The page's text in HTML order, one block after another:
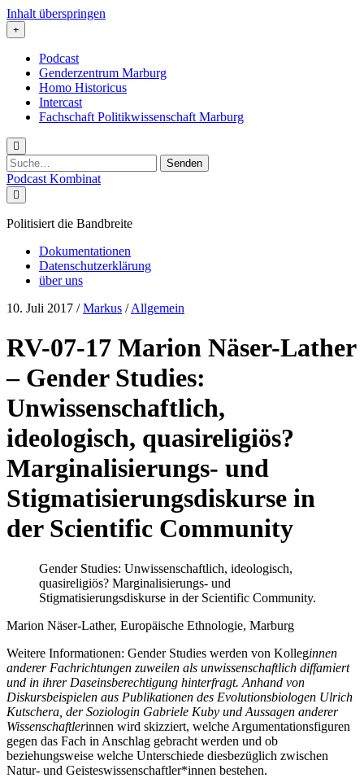
Inhalt überspringen
Podcast
Genderzentrum Marburg
Homo Historicus
Intercast
Fachschaft Politikwissenschaft Marburg
Suchen
nach:
Podcast Kombinat
Politisiert die Bandbreite
Dokumentationen
Datenschutzerklärung
über uns
10. Juli 2017 /Markus /Allgemein
RV-07-17 Marion Näser-Lather
– Gender Studies:
Unwissenschaftlich,
ideologisch, quasireligiös?
Marginalisierungs- und
Stigmatisierungsdiskurse in
der Scientific Community
Gender Studies: Unwissenschaftlich, ideologisch,
quasireligiös? Marginalisierungs- und
Stigmatisierungsdiskurse in der Scientific Community.
Marion Näser-Lather, Europäische Ethnologie, Marburg
Weitere Informationen: Gender Studies werden von Kolleginnen
anderer Fachrichtungen zuweilen als unwissenschaftlich diffamiert
und in ihrer Daseinsberechtigung hinterfragt. Anhand von
Diskursbeispielen aus Publikationen des Evolutionsbiologen Ulrich
Kutschera, der Soziologin Gabriele Kuby und Aussagen anderer
Wissenschaftlerinnen wird skizziert, welche Argumentationsfiguren
gegen das Fach in Anschlag gebracht werden und ob
beziehungsweise welche Unterschiede diesbezüglich zwischen
Natur- und Geisteswissenschaftler*innen bestehen.